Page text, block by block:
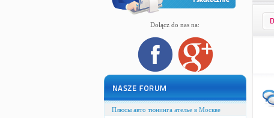
Dołącz do nas na:
Плюсы авто тюнинга ателье в Москве